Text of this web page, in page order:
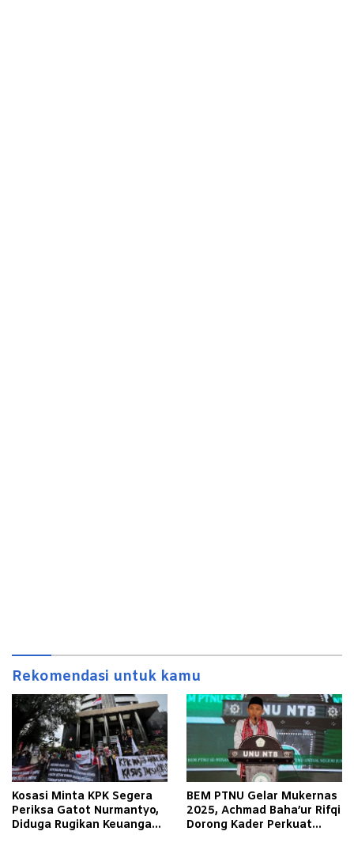
Rekomendasi untuk kamu
Kosasi Minta KPK Segera
Periksa Gatot Nurmantyo,
Diduga Rugikan Keuangan
BEM PTNU Gelar Mukernas
2025, Achmad Baha’ur Rifqi
Dorong Kader Perkuat